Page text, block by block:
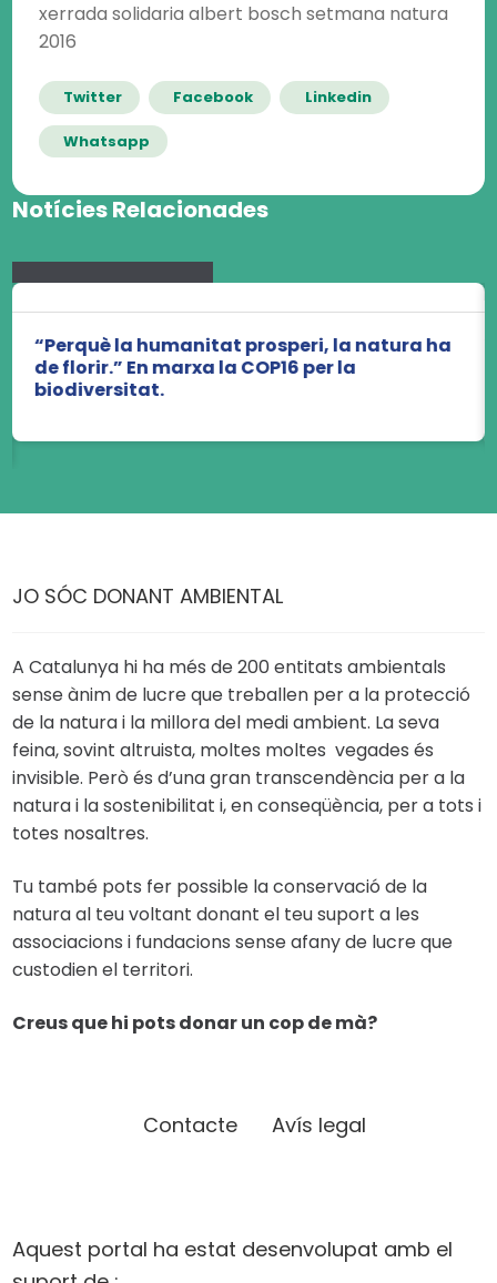
xerrada solidaria albert bosch setmana natura
2016
Twitter Facebook Linkedin
Whatsapp
Notícies Relacionades
“Perquè la humanitat prosperi, la natura ha
de florir.” En marxa la COP16 per la
biodiversitat.
JO SÓC DONANT AMBIENTAL
A Catalunya hi ha més de 200 entitats ambientals
sense ànim de lucre que treballen per a la protecció
de la natura i la millora del medi ambient. La seva
feina, sovint altruista, moltes moltes vegades és
invisible. Però és d’una gran transcendència per a la
natura i la sostenibilitat i, en conseqüència, per a tots i
totes nosaltres.
Tu també pots fer possible la conservació de la
natura al teu voltant donant el teu suport a les
associacions i fundacions sense afany de lucre que
custodien el territori.
Creus que hi pots donar un cop de mà?
Contacte Avís legal
Aquest portal ha estat desenvolupat amb el